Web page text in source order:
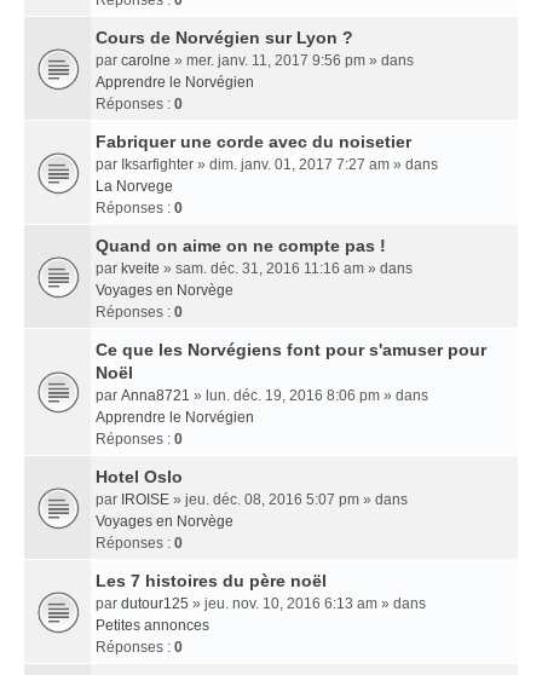
Cours de Norvégien sur Lyon ?
par carolne » mer. janv. 11, 2017 9:56 pm » dans
Apprendre le Norvégien
Réponses : 0
Fabriquer une corde avec du noisetier
par Iksarfighter » dim. janv. 01, 2017 7:27 am » dans
La Norvege
Réponses : 0
Quand on aime on ne compte pas !
par kveite » sam. déc. 31, 2016 11:16 am » dans
Voyages en Norvège
Réponses : 0
Ce que les Norvégiens font pour s'amuser pour
Noël
par Anna8721 » lun. déc. 19, 2016 8:06 pm » dans
Apprendre le Norvégien
Réponses : 0
Hotel Oslo
par IROISE » jeu. déc. 08, 2016 5:07 pm » dans
Voyages en Norvège
Réponses : 0
Les 7 histoires du père noël
par dutour125 » jeu. nov. 10, 2016 6:13 am » dans
Petites annonces
Réponses : 0